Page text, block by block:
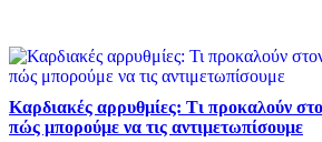
Καρδιακές αρρυθμίες: Τι προκαλούν
πώς μπορούμε να τις αντιμετωπίσουμε